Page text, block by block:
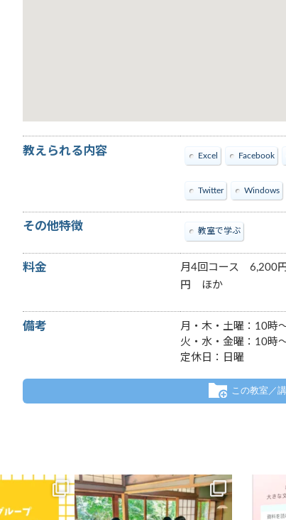
教えられる内容 Excel Facebook
Twitter Windows
その他特徴 教室で学ぶ
料金
月4回コース 6,200
円 ほか
備考
月・木・土曜：10時
火・水・金曜：10時
定休日：日曜
この教室／
コスグループのパ
室わかると
.
8月に入って
益々暑さ厳しい日が続きますね